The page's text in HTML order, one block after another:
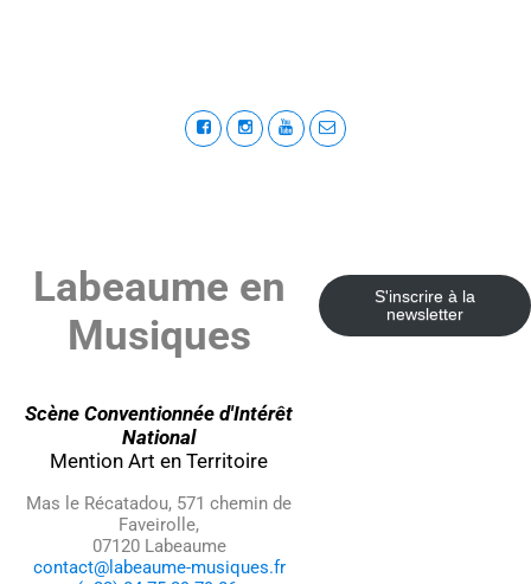
Labeaume en
Musiques
Scène Conventionnée d'Intérêt
National
Mention Art en Territoire
Mas le Récatadou, 571 chemin de
Faveirolle,
07120 Labeaume
contact@labeaume-musiques.fr
S'inscrire à la
newsletter